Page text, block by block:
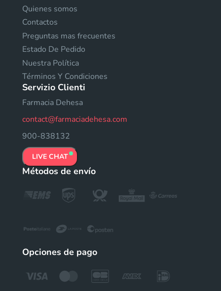
Quienes somos
Contactos
Preguntas mas frecuentes
Estado De Pedido
Nuestra Política
Términos Y Condiciones
Servizio Clienti
Farmacia Dehesa
contact@farmaciadehesa.com
900-838132
LIVE CHAT
Métodos de envío
Opciones de pago